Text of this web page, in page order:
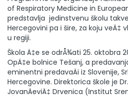
of Respiratory Medicine in
predstavlja jedinstvenu školu
Hercegovini pa i šire, za koju veÄ‡
u regiji.
Škola Ä‡e se odrÅ¾ati 25. oktobra
OpÄ‡e bolnice Tešanj, a
eminentni predavaÄi iz Slovenije,
Hercegovine. Direktorica škole je
JovanÄeviÄ‡ Drvenica (Institut